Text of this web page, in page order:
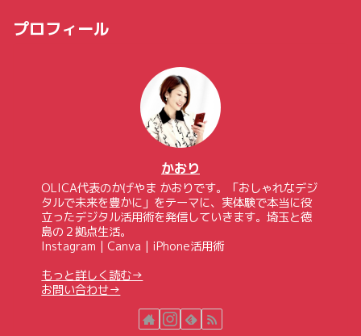
プロフィール
かおり
OLICA代表のかげやま かおりです。「おしゃれなデジ
タルで未来を豊かに」をテーマに、実体験で本当に役
立ったデジタル活用術を発信していきます。埼玉と徳
島の２拠点生活。
Instagram｜Canva｜iPhone活用術
もっと詳しく読む→
お問い合わせ→